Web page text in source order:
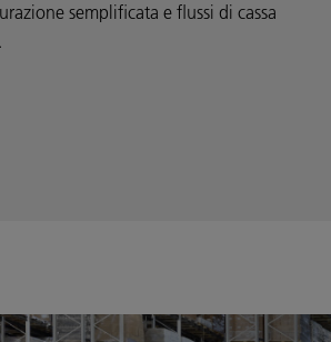
semplificata e flussi di cassa